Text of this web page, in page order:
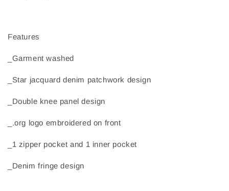
Features
_Garment washed
_Star jacquard denim patchwork design
_Double knee panel design
_.org logo embroidered on front
_1 zipper pocket and 1 inner pocket
_Denim fringe design